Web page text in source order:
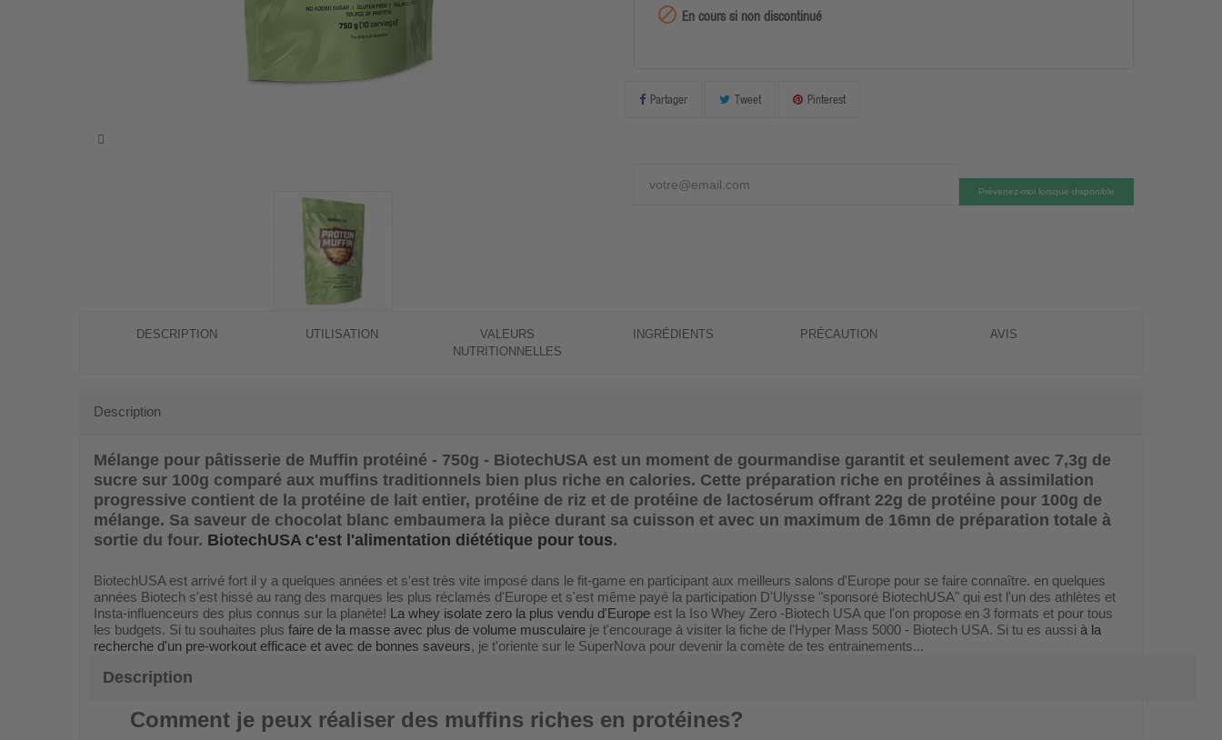
 En cours si non discontinué
Partager Tweet Pinterest
Prévenez-moi lorsque disponible
DESCRIPTION UTILISATION
VALEURS
NUTRITIONNELLES
INGRÉDIENTS PRÉCAUTION AVIS
Description
Mélange pour pâtisserie de Muffin protéiné - 750g - BiotechUSA est un moment de gourmandise garantit et seulement avec 7,3g de
sucre sur 100g comparé aux muffins traditionnels bien plus riche en calories. Cette préparation riche en protéines à assimilation
progressive contient de la protéine de lait entier, protéine de riz et de protéine de lactosérum offrant 22g de protéine pour 100g de
mélange. Sa saveur de chocolat blanc embaumera la pièce durant sa cuisson et avec un maximum de 16mn de préparation totale à
sortie du four. BiotechUSA c'est l'alimentation diététique pour tous.
BiotechUSA est arrivé fort il y a quelques années et s'est très vite imposé dans le fit-game en participant aux meilleurs salons d'Europe pour se faire connaître. en quelques
années Biotech s'est hissé au rang des marques les plus réclamés d'Europe et s'est même payé la participation D'Ulysse "sponsoré BiotechUSA" qui est l'un des athlètes et
Insta-influenceurs des plus connus sur la planète! La whey isolate zero la plus vendu d'Europe est la Iso Whey Zero -Biotech USA que l'on propose en 3 formats et pour tous
les budgets. Si tu souhaites plus faire de la masse avec plus de volume musculaire je t'encourage à visiter la fiche de l'Hyper Mass 5000 - Biotech USA. Si tu es aussi à la
recherche d'un pre-workout efficace et avec de bonnes saveurs, je t'oriente sur le SuperNova pour devenir la comète de tes entrainements...
Description
Comment je peux réaliser des muffins riches en protéines?